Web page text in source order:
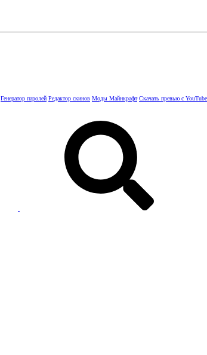
Генератор паролей Редактор скинов Моды Майнкрафт Скачать превью с YouTube